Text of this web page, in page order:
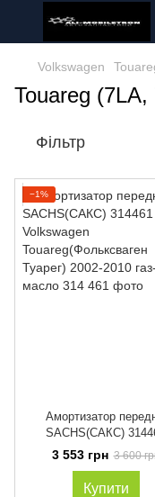
Volkswagen
Touareg
Фільтр
−1%
Амортизатор
SACHS(САКС)
Volkswagen
Touareg(Фольксваген
2002-2010 газ-масло
3 553 грн 3 600
Купити